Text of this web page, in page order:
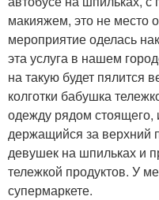
макияжем, это не место
мероприятие оделась
эта услуга в нашем
на такую будет пялится
колготки бабушка
одежду рядом стоящего,
держащийся за верхний
девушек на шпильках и
тележкой продуктов. У
супермаркете.